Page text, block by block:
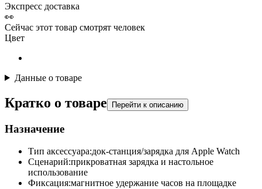
Экспресс доставка
👀
Сейчас этот товар смотрят человек
Цвет
Данные о товаре
Кратко о товаре Перейти к описанию
Назначение
Тип аксессуара:док-станция/зарядка для Apple Watch
Сценарий:прикроватная зарядка и настольное
использование
Фиксация:магнитное удержание часов на площадке